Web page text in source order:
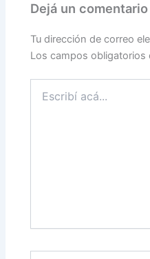
Dejá un comentario
Tu dirección de correo
Los campos obligatorios
acá...